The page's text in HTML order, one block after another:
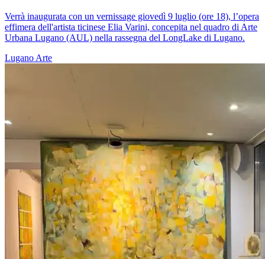
Verrà inaugurata con un vernissage giovedì 9 luglio (ore 18), l’opera
effimera dell'artista ticinese Elia Varini, concepita nel quadro di Arte
Urbana Lugano (AUL) nella rassegna del LongLake di Lugano.
Lugano Arte